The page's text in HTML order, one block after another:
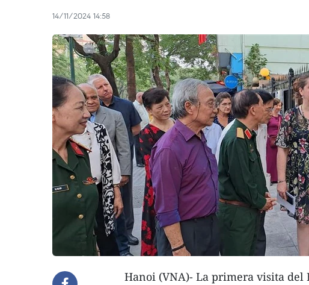
14/11/2024 14:58
Hanoi (VNA)- La primera visita del